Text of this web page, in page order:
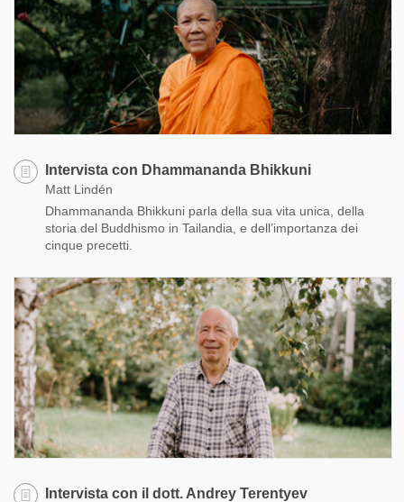
Intervista con Dhammananda Bhikkuni
Matt Lindén
Dhammananda Bhikkuni parla della sua vita unica, della
storia del Buddhismo in Tailandia, e dell’importanza dei
cinque precetti.
Intervista con il dott. Andrey Terentyev